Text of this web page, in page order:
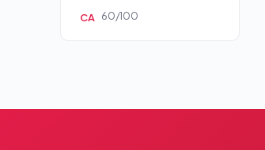
CA 60/100